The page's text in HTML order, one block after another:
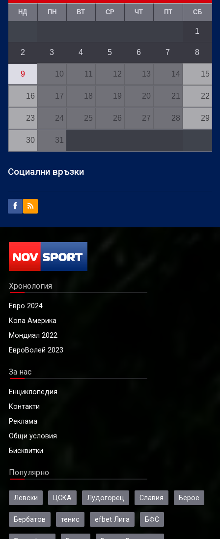
НД ПН ВТ СР ЧТ ПТ СБ
1
2 3 4 5 6 7 8
9 10 11 12 13 14 15
16 17 18 19 20 21 22
23 24 25 26 27 28 29
30 31
Социални връзки
Хронология
Евро 2024
Копа Америка
Мондиал 2022
ЕвроВолей 2023
За нас
Енциклопедия
Контакти
Реклама
Общи условия
Бисквитки
Популярно
Левски ЦСКА Лудогорец Славия Берое
Бербатов тенис efbet Лига БФС